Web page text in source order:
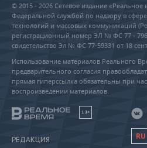
© 2015 - 2026 Сетевое издание «Реальное
Федеральной службой по надзору в
технологий и массовых коммуникаций
регистрационный номер ЭЛ № ФС 77 -
свидетельство Эл № ФС 77-59331 от 18
Использование материалов Реального
предварительного согласия
прямая гиперссылка обязательны при
воспроизведении материалов.
18+
РЕДАКЦИЯ
RU